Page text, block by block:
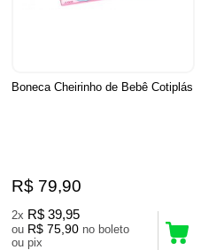
Boneca Cheirinho de Bebê Cotiplás
R$ 79,90
2x R$ 39,95
ou R$ 75,90 no boleto
ou pix